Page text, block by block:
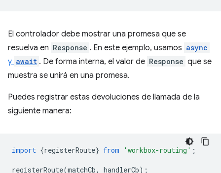
El controlador debe mostrar una promesa que se
resuelva en Response . En este ejemplo, usamos async
y await . De forma interna, el valor de Response que se
muestra se unirá en una promesa.
Puedes registrar estas devoluciones de llamada de la
siguiente manera:
import {registerRoute} from 'workbox-routing' ;
registerRoute(matchCb, handlerCb);